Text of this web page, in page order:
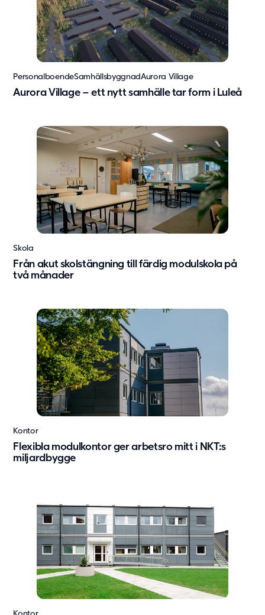
Aurora Village – ett nytt samhälle tar form i Luleå
PersonalboendeSamhällsbyggnadAurora Village
Från akut skolstängning till färdig modulskola på
två månader
Skola
Flexibla modulkontor ger arbetsro mitt i NKT:s
miljardbygge
Kontor